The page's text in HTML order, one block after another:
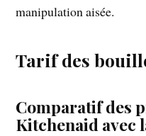
manipulation aisée.
Tarif des
Comparatif des
Kitchenaid avec